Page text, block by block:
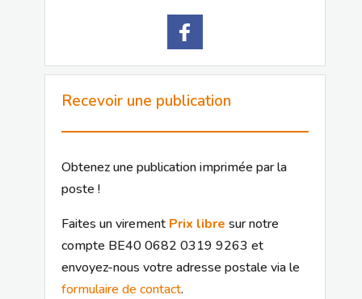
Recevoir une publication
Obtenez une publication imprimée par la
poste !
Faites un virement Prix libre sur notre
compte BE40 0682 0319 9263 et
envoyez-nous votre adresse postale via le
formulaire de contact.